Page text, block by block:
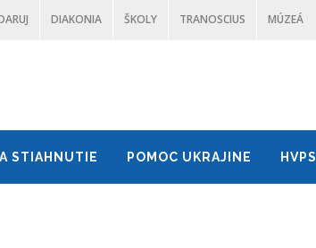
DIAKONIA ŠKOLY TRANOSCIUS MÚZEÁ
STIAHNUTIE POMOC UKRAJINE HVPS